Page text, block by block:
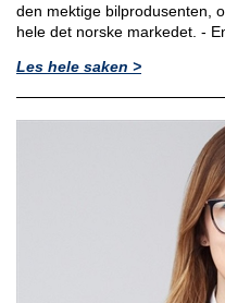
den mektige bilprodusenten,
hele det norske markedet. -
Les hele saken >